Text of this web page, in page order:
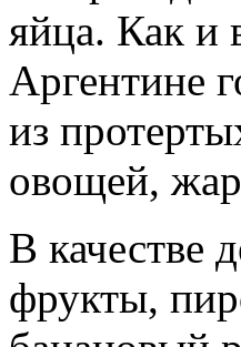
яйца. Как и
Аргентине
из
овощей,
В качестве
фрукты,